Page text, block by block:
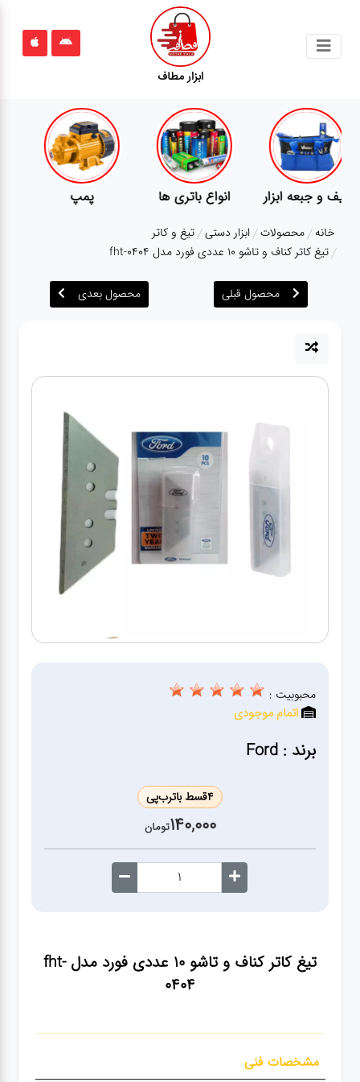
ابزار مطاف
محصولات
قوانین
سایت
ارتباط
باما
درباره
کارواش
ژنراتور
بادی
بکس
صفحه
پمپ تجهیزات کمپ گجت
خانه محصولات ابزار دستی تیغ و کاتر
تیغ کاتر کناف و تاشو ۱۰ عددی فورد مدل fht-0404
محصول قبلی محصول بعدی
تیغ کاتر کناف و تاشو ۱۰ عددی فورد مدل fht-
0404
مشخصات فنی
محبوبیت :
اتمام موجودی
برند : Ford
4قسط باترب‌پی
140,000تومان